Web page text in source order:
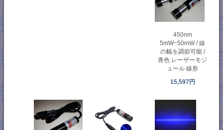
450nm
5mW~50mW / 線
の幅を調節可能 /
青色 レーザーモジ
ュール 線形
15,597円